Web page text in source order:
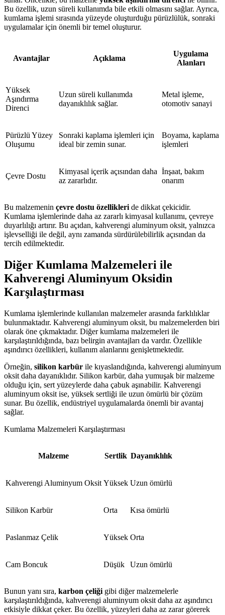
Bu özellik, uzun süreli kullanımda bile etkili olmasını sağlar. Ayrıca,
kumlama işlemi sırasında yüzeyde oluşturduğu pürüzlülük, sonraki
uygulamalar için önemli bir temel oluşturur.
Avantajlar Açıklama
Uygulama
Alanları
Yüksek
Aşındırma
Direnci
Uzun süreli kullanımda
dayanıklılık sağlar.
Metal işleme,
otomotiv sanayi
Pürüzlü Yüzey
Oluşumu
Sonraki kaplama işlemleri için
ideal bir zemin sunar.
Boyama, kaplama
işlemleri
Çevre Dostu
Kimyasal içerik açısından daha
az zararlıdır.
İnşaat, bakım
onarım
Bu malzemenin çevre dostu özellikleri de dikkat çekicidir.
Kumlama işlemlerinde daha az zararlı kimyasal kullanımı, çevreye
duyarlılığı artırır. Bu açıdan, kahverengi aluminyum oksit, yalnızca
işlevselliği ile değil, aynı zamanda sürdürülebilirlik açısından da
tercih edilmektedir.
Diğer Kumlama Malzemeleri ile
Kahverengi Aluminyum Oksidin
Karşılaştırması
Kumlama işlemlerinde kullanılan malzemeler arasında farklılıklar
bulunmaktadır. Kahverengi aluminyum oksit, bu malzemelerden biri
olarak öne çıkmaktadır. Diğer kumlama malzemeleri ile
karşılaştırıldığında, bazı belirgin avantajları da vardır. Özellikle
aşındırıcı özellikleri, kullanım alanlarını genişletmektedir.
Örneğin, silikon karbür ile kıyaslandığında, kahverengi aluminyum
oksit daha dayanıklıdır. Silikon karbür, daha yumuşak bir malzeme
olduğu için, sert yüzeylerde daha çabuk aşınabilir. Kahverengi
aluminyum oksit ise, yüksek sertliği ile uzun ömürlü bir çözüm
sunar. Bu özellik, endüstriyel uygulamalarda önemli bir avantaj
sağlar.
Kumlama Malzemeleri Karşılaştırması
Malzeme Sertlik Dayanıklılık
Kahverengi Aluminyum Oksit Yüksek Uzun ömürlü
Silikon Karbür Orta Kısa ömürlü
Paslanmaz Çelik Yüksek Orta
Cam Boncuk Düşük Uzun ömürlü
Bunun yanı sıra, karbon çeliği gibi diğer malzemelerle
karşılaştırıldığında, kahverengi aluminyum oksit daha az aşındırıcı
etkisiyle dikkat çeker. Bu özellik, yüzeyleri daha az zarar görerek